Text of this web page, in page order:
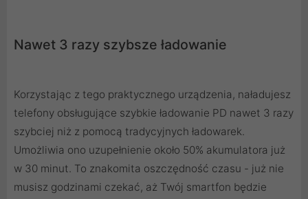
Nawet 3 razy szybsze ładowanie
Korzystając z tego praktycznego urządzenia, naładujesz
telefony obsługujące szybkie ładowanie PD nawet 3 razy
szybciej niż z pomocą tradycyjnych ładowarek.
Umożliwia ono uzupełnienie około 50% akumulatora już
w 30 minut. To znakomita oszczędność czasu - już nie
musisz godzinami czekać, aż Twój smartfon będzie